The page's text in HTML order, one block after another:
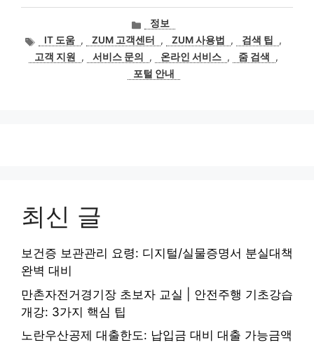
카
테
고
리
정보
태
그
IT 도움 , ZUM 고객센터 , ZUM 사용법 , 검색 팁
,
고객 지원
, 서비스 문의 , 온라인 서비스 , 줌 검색
,
포털 안내
최신 글
보건증 보관관리 요령: 디지털/실물증명서 분실대책
완벽 대비
만촌자전거경기장 초보자 교실 | 안전주행 기초강습
개강: 3가지 핵심 팁
노란우산공제 대출한도: 납입금 대비 대출 가능금액